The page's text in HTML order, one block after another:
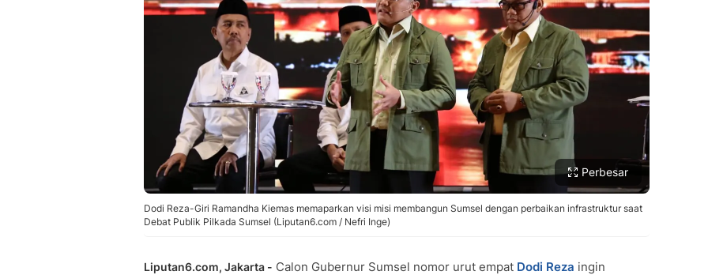
Perbesar
Dodi Reza-Giri Ramandha Kiemas memaparkan visi misi membangun Sumsel dengan perbaikan infrastruktur saat
Debat Publik Pilkada Sumsel (Liputan6.com / Nefri Inge)
Liputan6.com, Jakarta - Calon Gubernur Sumsel nomor urut empat Dodi Reza ingin